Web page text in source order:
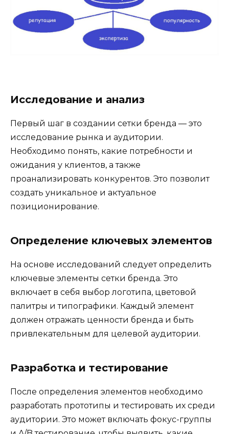
Исследование и анализ
Первый шаг в создании сетки бренда — это
исследование рынка и аудитории.
Необходимо понять, какие потребности и
ожидания у клиентов, а также
проанализировать конкурентов. Это позволит
создать уникальное и актуальное
позиционирование.
Определение ключевых элементов
На основе исследований следует определить
ключевые элементы сетки бренда. Это
включает в себя выбор логотипа, цветовой
палитры и типографики. Каждый элемент
должен отражать ценности бренда и быть
привлекательным для целевой аудитории.
Разработка и тестирование
После определения элементов необходимо
разработать прототипы и тестировать их среди
аудитории. Это может включать фокус-группы